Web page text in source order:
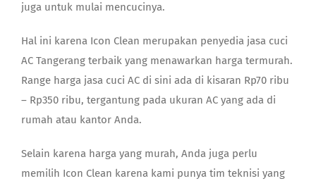
juga untuk mulai mencucinya.
Hal ini karena Icon Clean merupakan penyedia jasa cuci
AC Tangerang terbaik yang menawarkan harga termurah.
Range harga jasa cuci AC di sini ada di kisaran Rp70 ribu
– Rp350 ribu, tergantung pada ukuran AC yang ada di
rumah atau kantor Anda.
Selain karena harga yang murah, Anda juga perlu
memilih Icon Clean karena kami punya tim teknisi yang